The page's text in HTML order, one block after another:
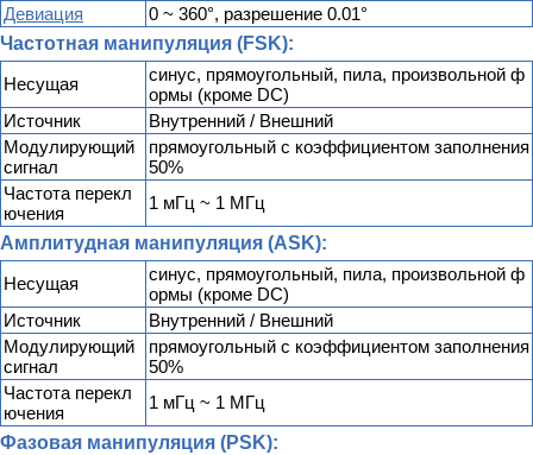
Девиация
0 ~ 360°, разрешение 0.01°
Частотная манипуляция (FSK):
Несущая
синус, прямоугольный, пила, произвольной ф
ормы (кроме DC)
Источник
Внутренний / Внешний
Модулирующий
сигнал
прямоугольный с коэффициентом заполнения
50%
Частота перекл
ючения
1 мГц ~ 1 МГц
Амплитудная манипуляция (ASK):
Несущая
синус, прямоугольный, пила, произвольной ф
ормы (кроме DC)
Источник
Внутренний / Внешний
Модулирующий
сигнал
прямоугольный с коэффициентом заполнения
50%
Частота перекл
ючения
1 мГц ~ 1 МГц
Фазовая манипуляция (PSK):